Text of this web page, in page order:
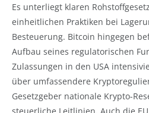
Es unterliegt klaren
einheitlichen Praktiken bei
Besteuerung. Bitcoin hingegen
Aufbau seines regulatorischen
Zulassungen in den USA
über umfassendere
Gesetzgeber nationale Krypto-